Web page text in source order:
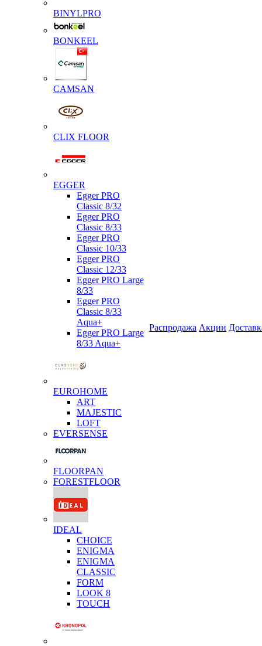
BINYLPRO
BONKEEL
CAMSAN
CLIX FLOOR
EGGER
Egger PRO
Classic 8/32
Egger PRO
Classic 8/33
Egger PRO
Classic 10/33
Egger PRO
Classic 12/33
Egger PRO Large
8/33
Egger PRO
Classic 8/33
Aqua+
Egger PRO Large
8/33 Aqua+
EUROHOME
ART
MAJESTIC
LOFT
EVERSENSE
FLOORPAN
FORESTFLOOR
IDEAL
CHOICE
ENIGMA
ENIGMA
CLASSIC
FORM
LOOK 8
TOUCH
Распродажа Акции